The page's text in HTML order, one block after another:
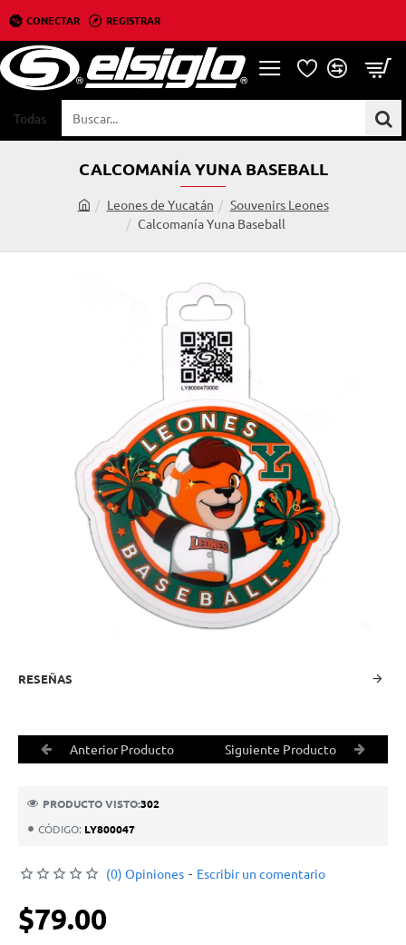
CONECTAR REGISTRAR
Todas
Buscar...
CALCOMANÍA YUNA BASEBALL
m
Leones de Yucatán
Souvenirs Leones
Calcomanía Yuna Baseball
RESEÑAS
Anterior Producto Siguiente Producto
CÓDIGO: LY800047
PRODUCTO VISTO:302
(0) Opiniones - Escribir un comentario
$79.00